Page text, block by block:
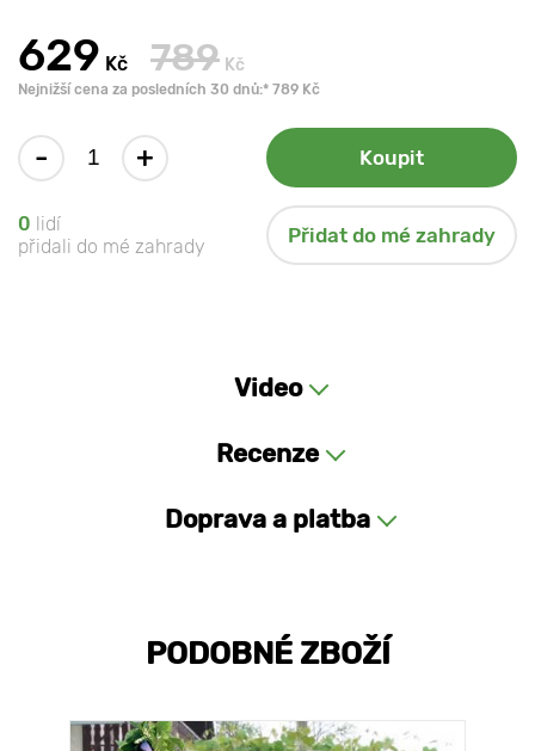
629 Kč 789 Kč
Nejnižší cena za posledních 30 dnů:* 789 Kč
- + Koupit
0 lidí
přidali do mé zahrady
Přidat do mé zahrady
Video
Recenze
Doprava a platba
PODOBNÉ ZBOŽÍ